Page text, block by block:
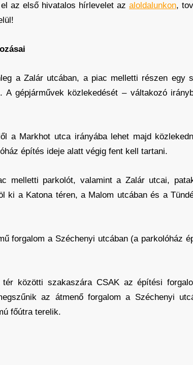
el az első hivatalos hírlevelet azaloldalunkon,
a Zalár utcában, a piac melletti részen egy
gépjárművek közlekedését – váltakozó
a Markhot utca irányába lehet majd
építés ideje alatt végig fent kell tartani.
melletti parkolót, valamint a Zalár utcai,
ki a Katona téren, a Malom utcában és a
forgalom a Széchenyi utcában (a parkolóház
közötti szakaszára CSAK az építési
az átmenő forgalom a Széchenyi
főútra terelik.